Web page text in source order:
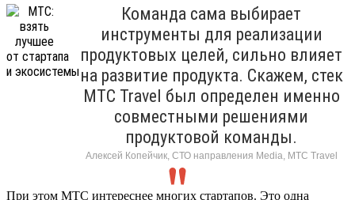
Команда сама выбирает
инструменты для реализации
продуктовых целей, сильно влияет
на развитие продукта. Скажем, стек
МТС Travel был определен именно
совместными решениями
продуктовой команды.
Алексей Копейчик, СТО направления Media, МТС Travel
При этом МТС интереснее многих стартапов. Это одна